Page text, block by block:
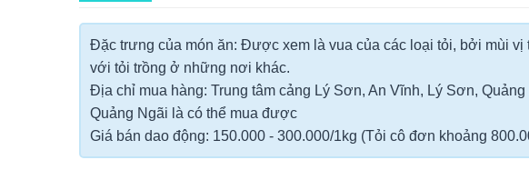
Đặc trưng của món ăn: Được xem là vua của các loại tỏi, bởi mùi
với tỏi trồng ở những nơi khác.
Địa chỉ mua hàng: Trung tâm cảng Lý Sơn, An Vĩnh, Lý Sơn,
Quảng Ngãi là có thể mua được
Giá bán dao động: 150.000 - 300.000/1kg (Tỏi cô đơn khoảng